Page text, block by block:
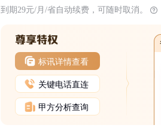
到期29元/月/省自动续费，可随时取消。
标讯详情查看
关键电话直连
甲方分析查询